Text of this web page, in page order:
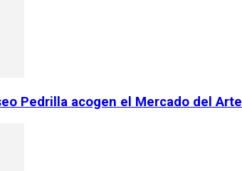
Pedrilla acogen el Mercado del Arte